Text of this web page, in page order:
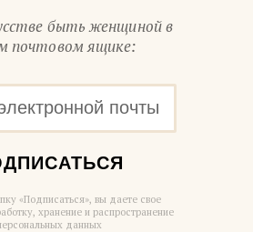
быть женщиной в
почтовом ящике:
«Подписаться», вы даете свое
хранение и распространение
данных